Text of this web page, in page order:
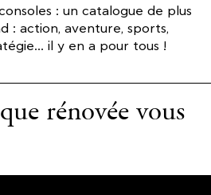
: un catalogue de plus
: action, aventure, sports,
il y en a pour tous !
rénovée vous